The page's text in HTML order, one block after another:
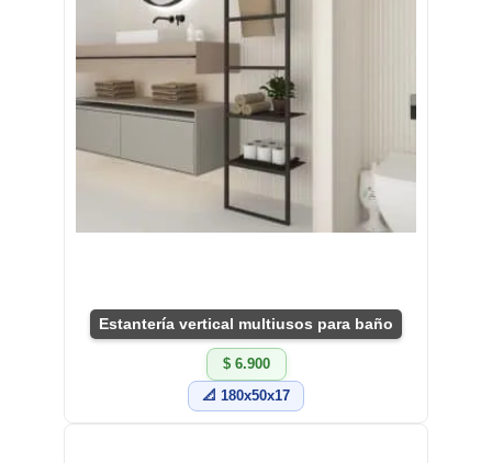
Estantería vertical multiusos para baño
$ 6.900
📐 180x50x17